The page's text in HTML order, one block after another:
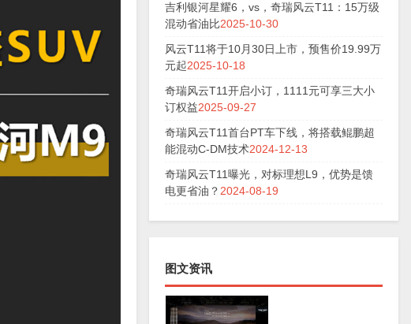
吉利银河星耀6，vs，奇瑞风云T11：15万级
混动省油比2025-10-30
风云T11将于10月30日上市，预售价19.99万
元起2025-10-18
奇瑞风云T11开启小订，1111元可享三大小
订权益2025-09-27
奇瑞风云T11首台PT车下线，将搭载鲲鹏超
能混动C-DM技术2024-12-13
奇瑞风云T11曝光，对标理想L9，优势是馈
电更省油？ 2024-08-19
图文资讯